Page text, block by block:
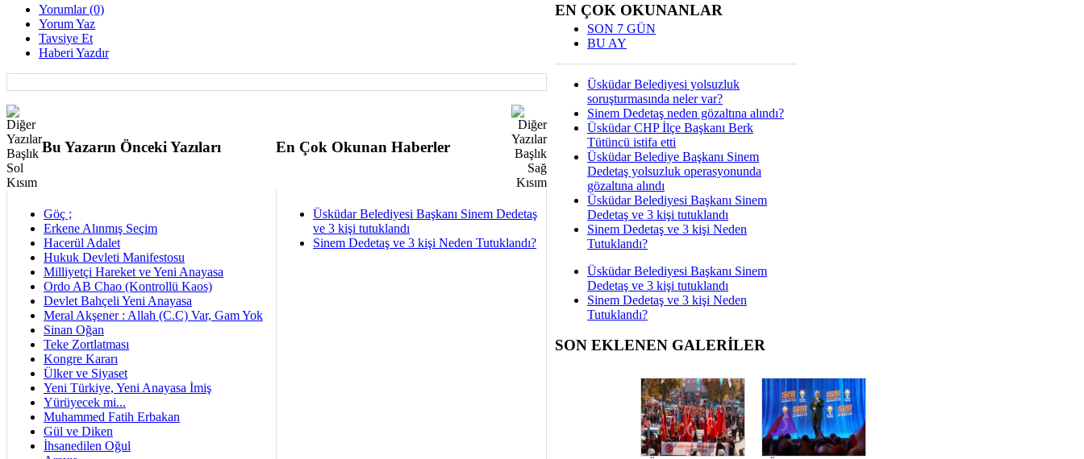
Yorumlar (0)
Yorum Yaz
Tavsiye Et
Haberi Yazdır
Bu Yazarın Önceki Yazıları En Çok Okunan Haberler
Göç ;
Erkene Alınmış Seçim
Hacerül Adalet
Hukuk Devleti Manifestosu
Milliyetçi Hareket ve Yeni Anayasa
Ordo AB Chao (Kontrollü Kaos)
Devlet Bahçeli Yeni Anayasa
Meral Akşener : Allah (C.C) Var, Gam Yok
Sinan Oğan
Teke Zortlatması
Kongre Kararı
Ülker ve Siyaset
Yeni Türkiye, Yeni Anayasa İmiş
Yürüyecek mi...
Muhammed Fatih Erbakan
Gül ve Diken
İhsanedilen Oğul
Üsküdar Belediyesi Başkanı Sinem Dedetaş
ve 3 kişi tutuklandı
Sinem Dedetaş ve 3 kişi Neden Tutuklandı?
EN ÇOK OKUNANLAR
SON 7 GÜN
BU AY
Üsküdar Belediyesi yolsuzluk
soruşturmasında neler var?
Sinem Dedetaş neden gözaltına alındı?
Üsküdar CHP İlçe Başkanı Berk
Tütüncü istifa etti
Üsküdar Belediye Başkanı Sinem
Dedetaş yolsuzluk operasyonunda
gözaltına alındı
Üsküdar Belediyesi Başkanı Sinem
Dedetaş ve 3 kişi tutuklandı
Sinem Dedetaş ve 3 kişi Neden
Tutuklandı?
Üsküdar Belediyesi Başkanı Sinem
Dedetaş ve 3 kişi tutuklandı
Sinem Dedetaş ve 3 kişi Neden
Tutuklandı?
SON EKLENEN GALERİLER